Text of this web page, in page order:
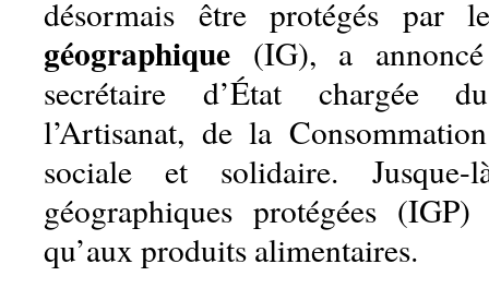
désormais être protégés par
géographique (IG), a
secrétaire d’État chargée
l’Artisanat, de la
sociale et solidaire.
géographiques protégées (IGP)
qu’aux produits alimentaires.